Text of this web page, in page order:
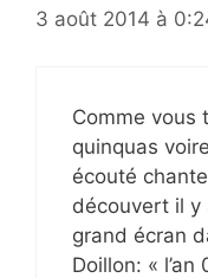
3 août 2014 à
Comme vous
quinquas
écouté
découvert il y
grand écran
Doillon: «